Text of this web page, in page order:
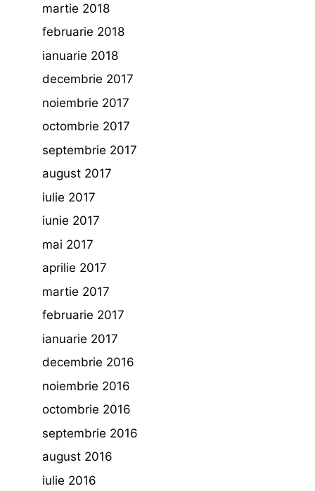
martie 2018
februarie 2018
ianuarie 2018
decembrie 2017
noiembrie 2017
octombrie 2017
septembrie 2017
august 2017
iulie 2017
iunie 2017
mai 2017
aprilie 2017
martie 2017
februarie 2017
ianuarie 2017
decembrie 2016
noiembrie 2016
octombrie 2016
septembrie 2016
august 2016
iulie 2016